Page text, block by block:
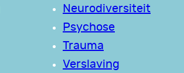
Neurodiversiteit
Psychose
Trauma
Verslaving